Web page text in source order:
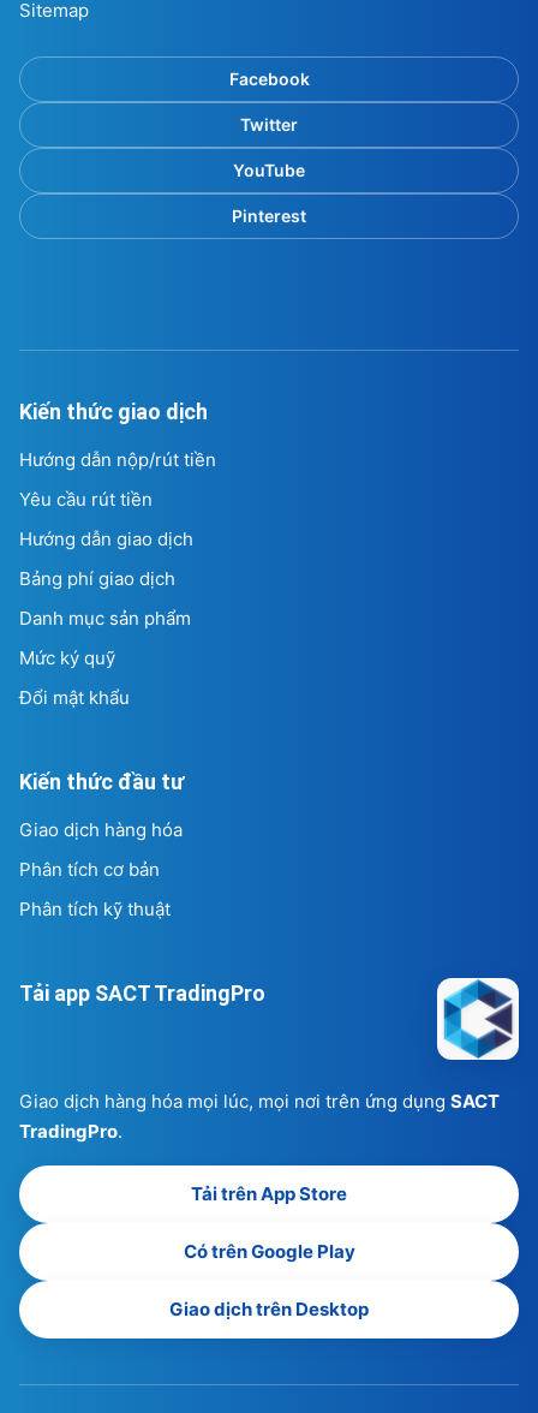
Sitemap
Facebook
Twitter
YouTube
Pinterest
Kiến thức giao dịch
Hướng dẫn nộp/rút tiền
Yêu cầu rút tiền
Hướng dẫn giao dịch
Bảng phí giao dịch
Danh mục sản phẩm
Mức ký quỹ
Đổi mật khẩu
Kiến thức đầu tư
Giao dịch hàng hóa
Phân tích cơ bản
Phân tích kỹ thuật
Tải app SACT TradingPro
Giao dịch hàng hóa mọi lúc, mọi nơi trên ứng dụng SACT
TradingPro.
Tải trên App Store
Có trên Google Play
Giao dịch trên Desktop